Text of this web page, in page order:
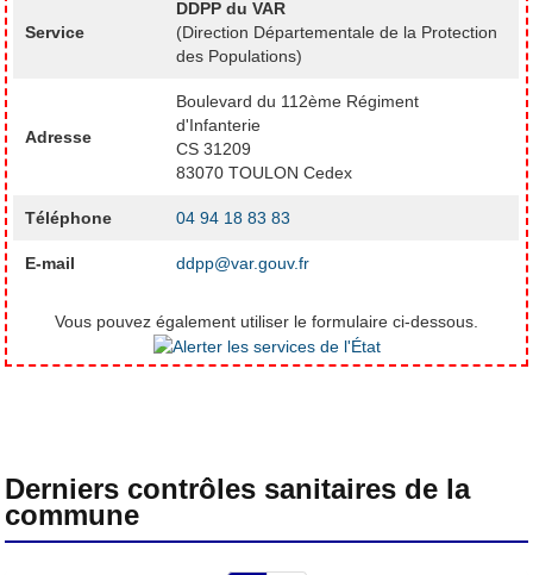
Service
DDPP du VAR
(Direction Départementale de la Protection
des Populations)
Adresse
Boulevard du 112ème Régiment
d'Infanterie
CS 31209
83070 TOULON Cedex
Téléphone 04 94 18 83 83
E-mail ddpp@var.gouv.fr
Vous pouvez également utiliser le formulaire ci-dessous.
Derniers contrôles sanitaires de la
commune